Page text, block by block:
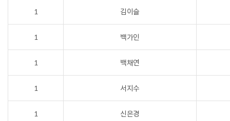
1 김이슬
1 백가인
1 백채연
1 서지수
1 신은경